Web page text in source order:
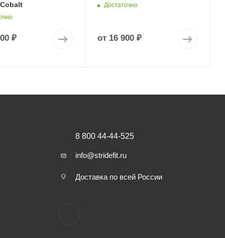
₽
Достаточно
от 16 900 ₽
8 800 44-44-525
info@stridefit.ru
Доставка по всей России